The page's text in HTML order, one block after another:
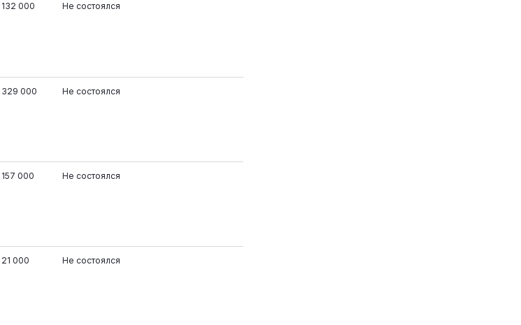
132 000 Не состоялся
329 000 Не состоялся
157 000 Не состоялся
21 000 Не состоялся